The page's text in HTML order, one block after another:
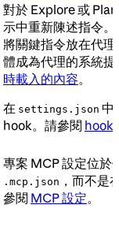
對於 Explore 或
示中重新陳述指令
將關鍵指令放在代
體成為代理的系統
時載入的內容。
在 settings.json 中
hook。請參閱 hook
專案 MCP 設定位於
.mcp.json ，而不是
參閱 MCP 設定。